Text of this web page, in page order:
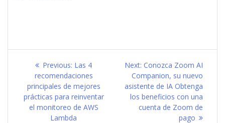
Navegación
entradas
Previous: Previous
post:
Las 4
recomendaciones
principales de mejores
prácticas para reinventar
el monitoreo de AWS
Lambda
Next: Next
post:
Conozca Zoom AI
Companion, su nuevo
asistente de IA Obtenga
los beneficios con una
cuenta de Zoom de
pago